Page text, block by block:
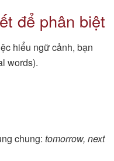
để phân biệt
hiểu ngữ cảnh, bạn
words).
chung:tomorrow, next